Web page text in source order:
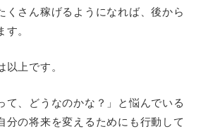
くさん稼げるようになれば、後から
。
以上です。
て、どうなのかな？」と悩んでいる
分の将来を変えるためにも行動して